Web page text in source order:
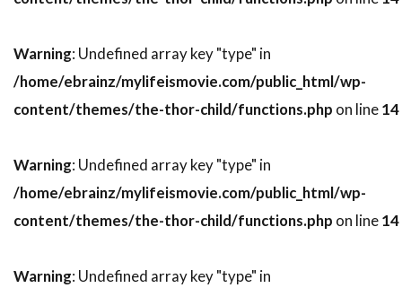
デヴィッド・ブレナー
デヴィッド・ブロッカー
デヴィッド・ベニオフ
デヴィッド・マギー
デヴィッド・リード
デヴィッド・ローゼンブルーム
デヴォーン・ニクソン
トゥアン・グエン
トッド・ブラック
トッド・ラムジー
Warning: Undefined array key "type" in
/home/ebrainz/mylifeismovie.com/public_html/wp-
content/themes/the-thor-child/functions.php on line14
Warning: Undefined array key "type" in
/home/ebrainz/mylifeismovie.com/public_html/wp-
content/themes/the-thor-child/functions.php on line14
Warning: Undefined array key "type" in